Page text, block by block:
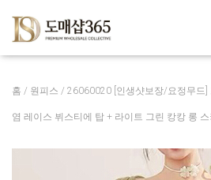
홈 / 원피스 / 26060020 [인생샷보장/요정무드]
염 레이스 뷔스티에 탑 + 라이트 그린 캉캉 롱